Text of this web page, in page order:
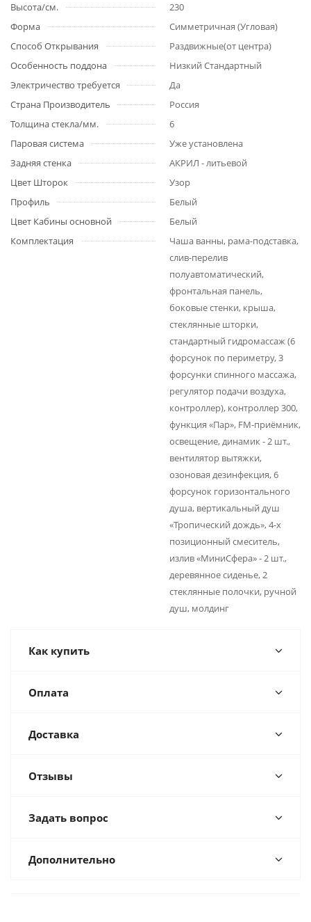
Высота/см.
230
Форма
Симметричная (Угловая)
Способ Открывания
Раздвижные(от центра)
Особенность поддона
Низкий Стандартный
Электричество требуется
Да
Страна Производитель
Россия
Толщина стекла/мм.
6
Паровая система
Уже установлена
Задняя стенка
АКРИЛ - литьевой
Цвет Шторок
Узор
Профиль
Белый
Цвет Кабины основной
Белый
Комплектация
Чаша ванны, рама-подставка,
слив-перелив
полуавтоматический,
фронтальная панель,
боковые стенки, крыша,
стеклянные шторки,
стандартный гидромассаж (6
форсунок по периметру, 3
форсунки спинного массажа,
регулятор подачи воздуха,
контроллер), контроллер 300,
функция «Пар», FM-приёмник,
освещение, динамик - 2 шт.,
вентилятор вытяжки,
озоновая дезинфекция, 6
форсунок горизонтального
душа, вертикальный душ
«Тропический дождь», 4-х
позиционный смеситель,
излив «МиниСфера» - 2 шт.,
деревянное сиденье, 2
стеклянные полочки, ручной
душ, молдинг
Как купить
Оплата
Доставка
Отзывы
Задать вопрос
Дополнительно